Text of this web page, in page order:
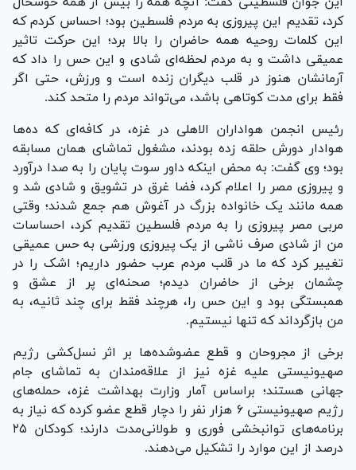
کرد، تقدیم این پیروزی به مردم فلسطین بود؛ احساس کردم که
این کلمات روحیه همه حاضران را بالا برد؛ این حرکت تاثیر
عمیقی داشت و به مردم لحظه‌ای شادی و این حس را داد که
آرمانشان هنوز در قلب دیگران زنده است و ورزش، حتی اگر
فقط برای مدت کوتاهی باشد، می‌تواند مردم را متحد کند.
رئیس انجمن هواداران الاهلی در غزه، در کافه‌ای که ده‌ها
هوادار دورش حلقه زده بودند، مشغول تماشای همان مسابقه
بود؛ وی گفت: به محض اینکه داور سوت پایان را به صدا درآورد
و پیروزی مصر را اعلام کرد، فضا غرق در تشویق و شادی شد و
همه مانند یک خانواده بزرگ در آغوش هم جمع شدند؛ وقتی
مربی مصر پیروزی را به مردم فلسطین تقدیم کرد، احساسات
من از شادی صرف ناشی از یک پیروزی ورزشی به حس عمیقی
تغییر کرد که ما در قلب مردم عرب حضور داریم؛ اشک را در
چشمان برخی از حاضران دیدم؛ صحنه‌ای پر از عشق و
همبستگی بود و این حس را، هرچند فقط برای چند ثانیه، به
من بازگرداند که تنها نیستیم.
برخی از مجروحان و قطع عضوشده‌ها بر اثر نسل‌کشی رژیم
صهیونیستی علیه غزه نیز از علاقه‌مندان به تماشای جام
جهانی هستند؛ براساس آمار وزارت بهداشت غزه، حمله‌های
رژیم صهیونیستی ۶ هزار نفر را دچار قطع عضو کرده که نیاز به
برنامه‌های توانبخشی فوری و طولانی‌مدت دارند؛ کودکان ۲۵
درصد از این موارد را تشکیل می‌دهند.